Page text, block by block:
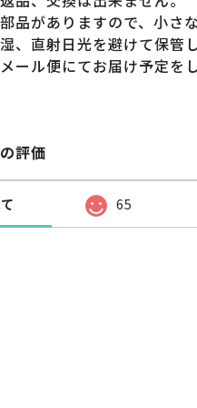
品がありますので、小さ
、直射日光を避けて保管
ール便にてお届け予定を
評価
65